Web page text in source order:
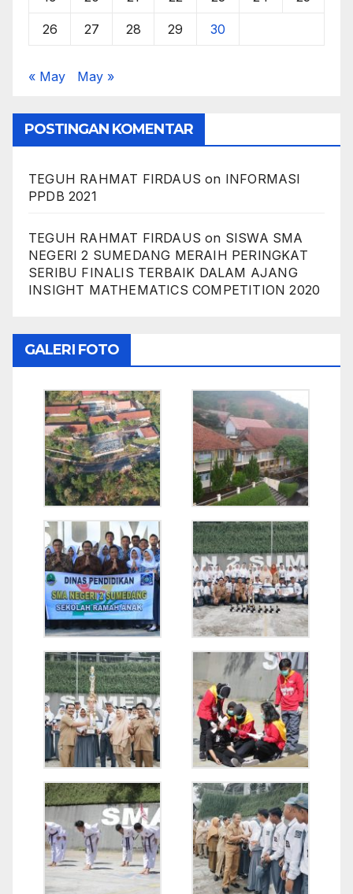
26 27 28 29 30
« May May »
POSTINGAN KOMENTAR
TEGUH RAHMAT FIRDAUS on INFORMASI
PPDB 2021
TEGUH RAHMAT FIRDAUS on SISWA SMA
NEGERI 2 SUMEDANG MERAIH PERINGKAT
SERIBU FINALIS TERBAIK DALAM AJANG
INSIGHT MATHEMATICS COMPETITION 2020
GALERI FOTO